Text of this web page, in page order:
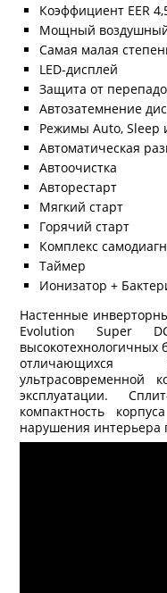
Коэффициент EER
Мощный воздушный
Самая малая
LED-дисплей
Защита от
Автозатемнение
Режимы Auto, Sleep
Автоматическая
Автоочистка
Авторестарт
Мягкий старт
Горячий старт
Комплекс
Таймер
Ионизатор +
Настенные
Evolution Super
высокотехнологичных
отличающихся
ультрасовременной
эксплуатации.
компактность
нарушения